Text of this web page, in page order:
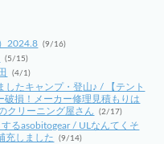
2024.8 (9/16)
(5/15)
(4/1)
たキャンプ・登山♪ / 【テント
破損！メーカー修理見積もりは
クリーニング屋さん
(2/17)
るasobitogear / ULなんてくそ
充しました
(9/14)